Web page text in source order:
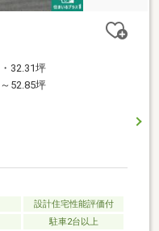
32.31坪
52.85坪
設計住宅性能評価付
駐車2台以上